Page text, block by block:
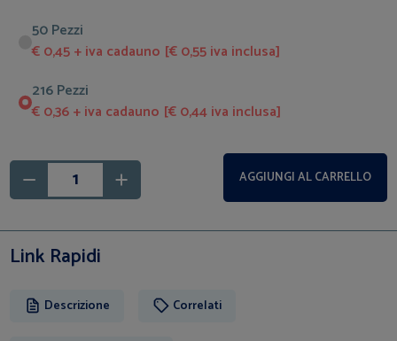
50 Pezzi
€ 0,45 + iva cadauno [€ 0,55 iva inclusa]
216 Pezzi
€ 0,36 + iva cadauno [€ 0,44 iva inclusa]
AGGIUNGI AL CARRELLO
Link Rapidi
Descrizione Correlati